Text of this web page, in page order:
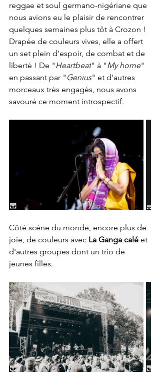
reggae et soul germano-nigériane que
nous avions eu le plaisir de rencontrer
quelques semaines plus tôt à Crozon !
Drapée de couleurs vives, elle a offert
un set plein d'espoir, de combat et de
liberté ! De "Heartbeat" à "My home"
en passant par " Genius" et d'autres
morceaux très engagés, nous avons
savouré ce moment introspectif.
Côté scène du monde, encore plus de
joie, de couleurs avec La Ganga calé et
d'autres groupes dont un trio de
jeunes filles.